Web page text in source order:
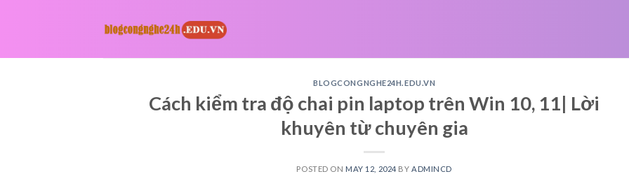
BLOGCONGNGHE24H.EDU.VN
Cách kiểm tra độ chai pin laptop trên Win 10, 11| Lời
khuyên từ chuyên gia
POSTED ON MAY 12, 2024 BY ADMINCD